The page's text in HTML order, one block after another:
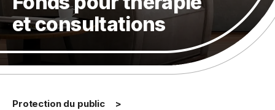
et consultations
Protection du public